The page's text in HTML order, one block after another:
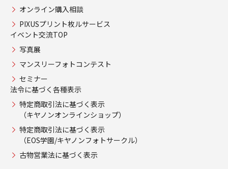
オンライン購入相談
PIXUSプリント枚ルサービス
イベント交流TOP
写真展
マンスリーフォトコンテスト
セミナー
法令に基づく各種表示
特定商取引法に基づく表示
（キヤノンオンラインショップ）
特定商取引法に基づく表示
（EOS学園/キヤノンフォトサークル）
古物営業法に基づく表示